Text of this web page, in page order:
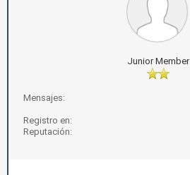
Junior Member
Mensajes:
Registro en:
Reputación: